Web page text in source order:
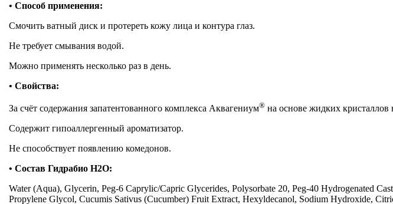
• Способ применения:
Смочить ватный диск и протереть кожу лица и контура глаз.
Не требует смывания водой.
Можно применять несколько раз в день.
• Свойства:
За счёт содержания запатентованного комплекса Аквагениум® на основе жидких кристаллов
Содержит гипоаллергенный ароматизатор.
Не способствует появлению комедонов.
• Состав Гидрабио H2O:
Water (Aqua), Glycerin, Peg-6 Caprylic/Capric Glycerides, Polysorbate 20, Peg-40 Hydrogenated
Propylene Glycol, Cucumis Sativus (Cucumber) Fruit Extract, Hexyldecanol, Sodium Hydroxide,